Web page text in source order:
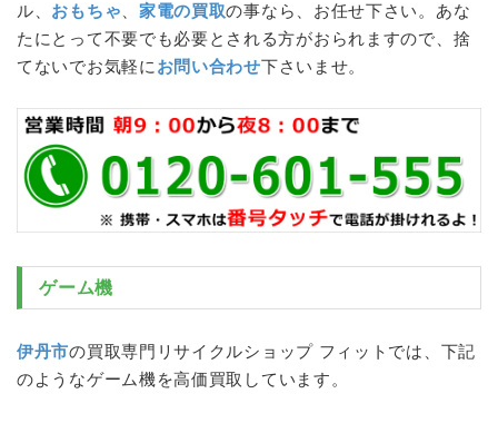
ル、 おもちゃ 家電の買取の事なら、お任せ下さい。あな
たにとって不要でも必要とされる方がおられますので、捨
てないでお気軽に お問い合わせ下さいませ。
ゲーム機
伊丹市の買取専門リサイクルショップ フィットでは、下記
のようなゲーム機を高価買取しています。